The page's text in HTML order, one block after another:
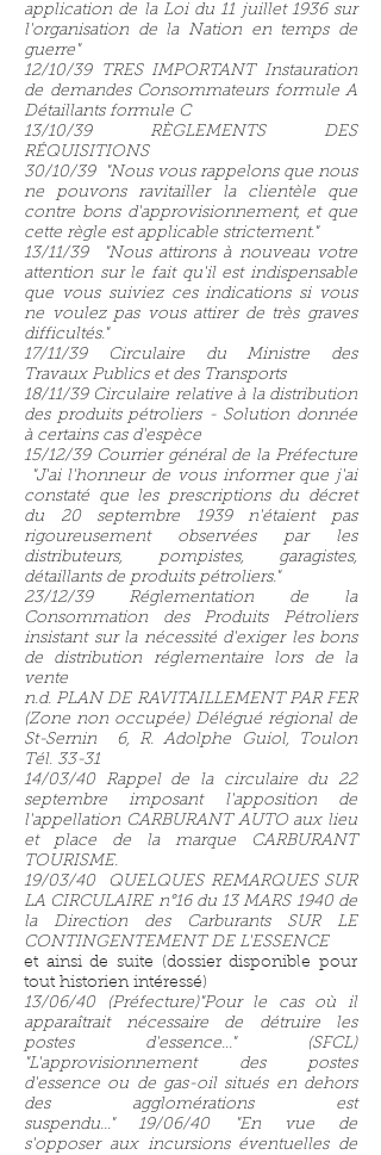
application de la Loi du 11 juillet 1936 sur
l'organisation de la Nation en temps de
guerre"
12/10/39 TRES IMPORTANT Instauration
de demandes Consommateurs formule A
Détaillants formule C
13/10/39 RÈGLEMENTS DES
RÉQUISITIONS
30/10/39 "Nous vous rappelons que nous
ne pouvons ravitailler la clientèle que
contre bons d'approvisionnement, et que
cette règle est applicable strictement."
13/11/39 "Nous attirons à nouveau votre
attention sur le fait qu'il est indispensable
que vous suiviez ces indications si vous
ne voulez pas vous attirer de très graves
difficultés."
17/11/39 Circulaire du Ministre des
Travaux Publics et des Transports
18/11/39 Circulaire relative à la distribution
des produits pétroliers - Solution donnée
à certains cas d'espèce
15/12/39 Courrier général de la Préfecture
"J'ai l'honneur de vous informer que j'ai
constaté que les prescriptions du décret
du 20 septembre 1939 n'étaient pas
rigoureusement observées par les
distributeurs, pompistes, garagistes,
détaillants de produits pétroliers."
23/12/39 Réglementation de la
Consommation des Produits Pétroliers
insistant sur la nécessité d'exiger les bons
de distribution réglementaire lors de la
vente
n.d. PLAN DE RAVITAILLEMENT PAR FER
(Zone non occupée) Délégué régional de
St-Sernin 6, R. Adolphe Guiol, Toulon
Tél. 33-31
14/03/40 Rappel de la circulaire du 22
septembre imposant l'apposition de
l'appellation CARBURANT AUTO aux lieu
et place de la marque CARBURANT
TOURISME.
19/03/40 QUELQUES REMARQUES SUR
LA CIRCULAIRE n°16 du 13 MARS 1940 de
la Direction des Carburants SUR LE
CONTINGENTEMENT DE L'ESSENCE
et ainsi de suite (dossier disponible pour
tout historien intéressé)
13/06/40 (Préfecture)"Pour le cas où il
apparaîtrait nécessaire de détruire les
postes d'essence..." (SFCL)
"L'approvisionnement des postes
d'essence ou de gas-oil situés en dehors
des agglomérations est
suspendu..." 19/06/40 "En vue de
s'opposer aux incursions éventuelles de